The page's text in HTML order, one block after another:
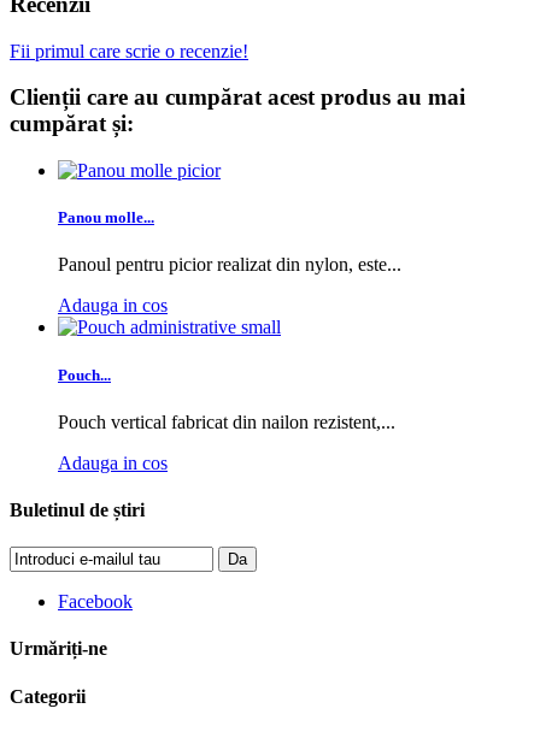
Fii primul care scrie o recenzie!
Clienții care au cumpărat acest produs au mai
cumpărat și:
Panou molle...
Panoul pentru picior realizat din nylon, este...
Adauga in cos
Pouch...
Pouch vertical fabricat din nailon rezistent,...
Adauga in cos
Buletinul de știri
Da
Facebook
Urmăriți-ne
Categorii